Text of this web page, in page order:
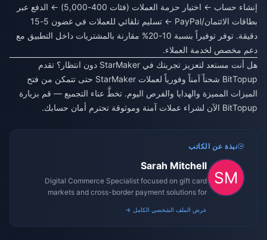
إنشاء حساب ← اختيار حزمة العملات (فئات 400-5,000) ← الدفع عبر
بطاقات الائتمان/PayPal ← تسليم تلقائي للعملات في غضون 5-15
دقيقة. توفر توفيراً بنسبة 10-20% مقارنة بالمشتريات داخل التطبيق مع
دعم مخصص لخدمة العملاء.
هل أنت مستعد لتعزيز تجربتك في StarMaker دون انتظار؟ تقدم
BitTopup شحناً آمناً وفورياً لعملات StarMaker حتى تتمكن من فتح
الميزات المميزة والهدايا والفرص اليوم. تخطَّ عناء التجميع — قم بزيارة
BitTopup الآن لشراء عملات آمنة وموثوقة تحترم أمان حسابك.
نبذة عن الكاتب
Sarah Mitchell
Digital Commerce Specialist focused on gift card
markets and cross-border payment solutions for
عرض الملف الشخصي الكامل →